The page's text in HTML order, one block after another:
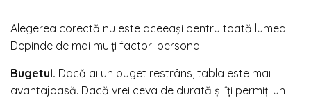
Alegerea corectă nu este aceeași pentru toată lumea.
Depinde de mai mulți factori personali:
Bugetul. Dacă ai un buget restrâns, tabla este mai
avantajoasă. Dacă vrei ceva de durată și îți permiți un